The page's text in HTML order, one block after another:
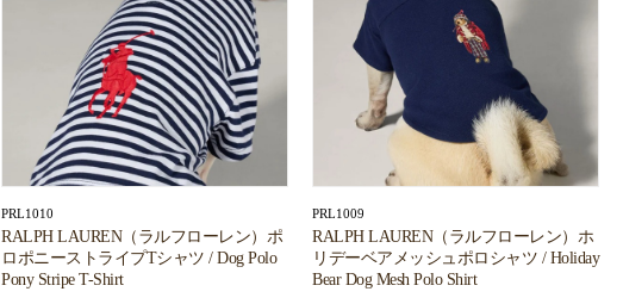
PRL1010
RALPH LAUREN（ラルフローレン）ポ
ロポニーストライプTシャツ / Dog Polo
Pony Stripe T-Shirt
PRL1009
RALPH LAUREN（ラルフローレン）ホ
リデーベアメッシュポロシャツ / Holiday
Bear Dog Mesh Polo Shirt